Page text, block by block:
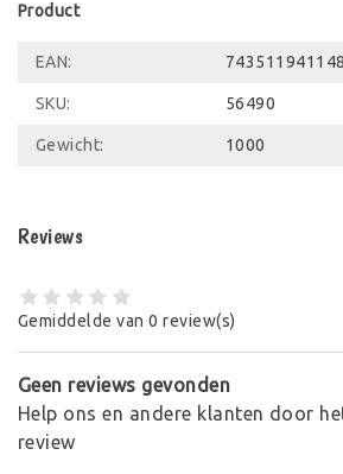
Product
EAN:
SKU: 56490
Gewicht: 1000
Reviews
Gemiddelde van 0 review(s)
Geen reviews gevonden
Help ons en andere klanten door
review